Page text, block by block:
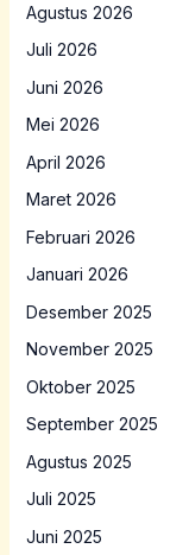
Agustus 2026
Juli 2026
Juni 2026
Mei 2026
April 2026
Maret 2026
Februari 2026
Januari 2026
Desember 2025
November 2025
Oktober 2025
September 2025
Agustus 2025
Juli 2025
Juni 2025